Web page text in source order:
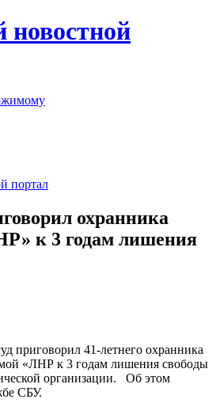
новостной
охранника
к 3 годам лишения
приговорил 41-летнего охранника
«ЛНР к 3 годам лишения свободы
организации. Об этом
СБУ.